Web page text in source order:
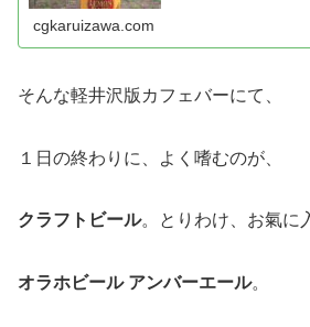
cgkaruizawa.com
そんな軽井沢版カフェバーにて、
１日の終わりに、よく嗜むのが、
クラフトビール。とりわけ、お氣に
オラホビール アンバーエール。